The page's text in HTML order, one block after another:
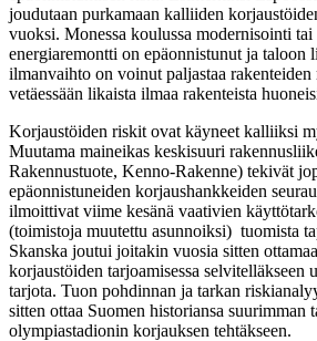
joudutaan purkamaan kalliiden
vuoksi. Monessa koulussa modernisointi
energiaremontti on epäonnistunut ja taloon
ilmanvaihto on voinut paljastaa
vetäessään likaista ilmaa rakenteista
Korjaustöiden riskit ovat käyneet kalliiksi
Muutama maineikas keskisuuri
Rakennustuote, Kenno-Rakenne) tekivät
epäonnistuneiden korjaushankkeiden
ilmoittivat viime kesänä vaativien
(toimistoja muutettu asunnoiksi) tuomista
Skanska joutui joitakin vuosia sitten
korjaustöiden tarjoamisessa selvitelläkseen
tarjota. Tuon pohdinnan ja tarkan
sitten ottaa Suomen historiansa suurimman
olympiastadionin korjauksen tehtäkseen.